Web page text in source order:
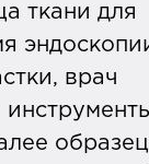
ткани для
врач
образец